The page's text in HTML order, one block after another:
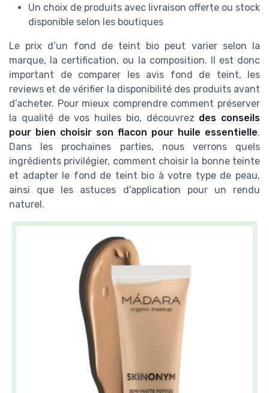
Un choix de produits avec livraison offerte ou stock
disponible selon les boutiques
Le prix d’un fond de teint bio peut varier selon la
marque, la certification, ou la composition. Il est donc
important de comparer les avis fond de teint, les
reviews et de vérifier la disponibilité des produits avant
d’acheter. Pour mieux comprendre comment préserver
la qualité de vos huiles bio, découvrez des conseils
pour bien choisir son flacon pour huile essentielle.
Dans les prochaines parties, nous verrons quels
ingrédients privilégier, comment choisir la bonne teinte
et adapter le fond de teint bio à votre type de peau,
ainsi que les astuces d’application pour un rendu
naturel.